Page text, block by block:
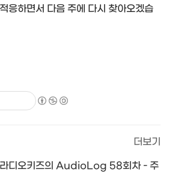
응하면서 다음 주에 다시 찾아오겠습
더보기
라디오키즈의 AudioLog 58회차 - 주